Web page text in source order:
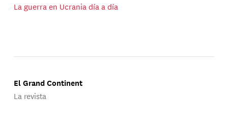
La guerra en Ucrania día a día
El Grand Continent
La revista